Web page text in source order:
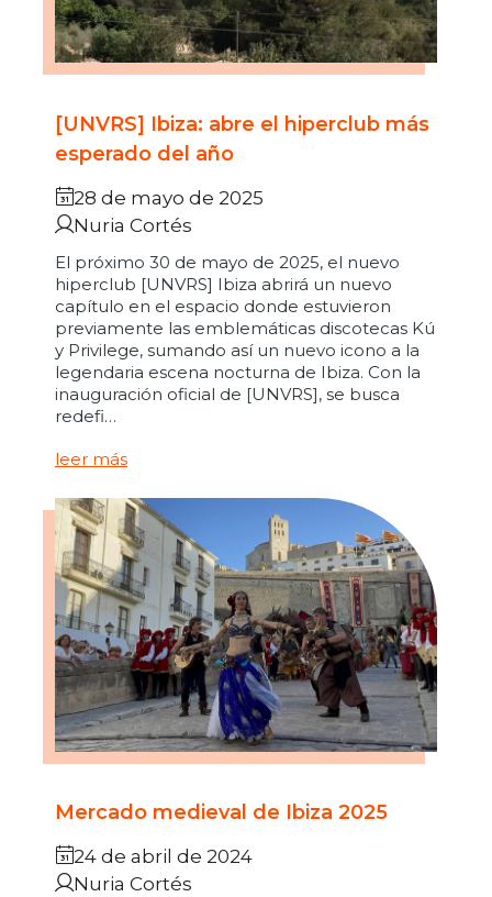
[UNVRS] Ibiza: abre el hiperclub más
esperado del año
28 de mayo de 2025
Nuria Cortés
El próximo 30 de mayo de 2025, el nuevo
hiperclub [UNVRS] Ibiza abrirá un nuevo
capítulo en el espacio donde estuvieron
previamente las emblemáticas discotecas Kú
y Privilege, sumando así un nuevo icono a la
legendaria escena nocturna de Ibiza. Con la
inauguración oficial de [UNVRS], se busca
redefi…
leer más
Mercado medieval de Ibiza 2025
24 de abril de 2024
Nuria Cortés